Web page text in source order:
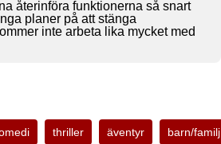
återinföra funktionerna så snart
planer på att stänga
inte arbeta lika mycket med
thriller äventyr barn/familj